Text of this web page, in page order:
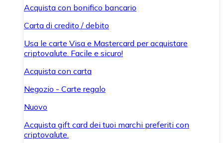
Acquista con bonifico bancario
Carta di credito / debito
Usa le carte Visa e Mastercard per acquistare
criptovalute. Facile e sicuro!
Acquista con carta
Negozio - Carte regalo
Nuovo
Acquista gift card dei tuoi marchi preferiti con
criptovalute.